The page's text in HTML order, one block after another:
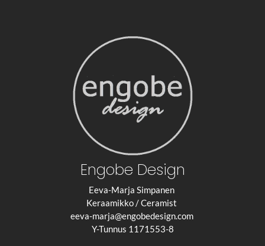
Engobe Design
Eeva-Marja Simpanen
Keraamikko / Ceramist
eeva-marja@engobedesign.com
Y-Tunnus 1171553-8